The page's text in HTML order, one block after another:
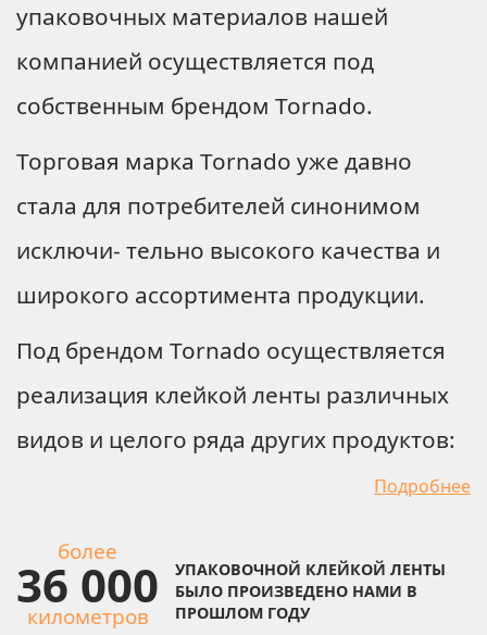
упаковочных материалов нашей
компанией осуществляется под
собственным брендом Tornado.
Торговая марка Tornado уже давно
стала для потребителей синонимом
исключи- тельно высокого качества и
широкого ассортимента продукции.
Под брендом Tornado осуществляется
реализация клейкой ленты различных
видов и целого ряда других продуктов:
Подробнее
более
36 000
километров
УПАКОВОЧНОЙ КЛЕЙКОЙ ЛЕНТЫ
БЫЛО ПРОИЗВЕДЕНО НАМИ В
ПРОШЛОМ ГОДУ